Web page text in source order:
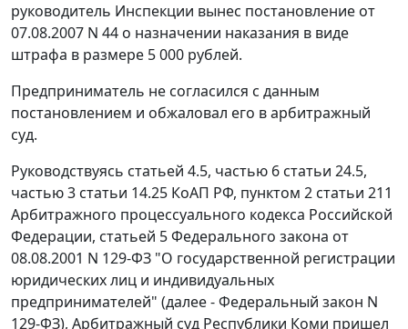
руководитель Инспекции вынес постановление от
07.08.2007 N 44 о назначении наказания в виде
штрафа в размере 5 000 рублей.
Предприниматель не согласился с данным
постановлением и обжаловал его в арбитражный
суд.
Руководствуясь статьей 4.5, частью 6 статьи 24.5,
частью 3 статьи 14.25 КоАП РФ, пунктом 2 статьи 211
Арбитражного процессуального кодекса Российской
Федерации, статьей 5Федерального закона от
08.08.2001 N 129-ФЗ "О государственной регистрации
юридических лиц и индивидуальных
предпринимателей" (далее - Федеральный закон N
129-ФЗ), Арбитражный суд Республики Коми пришел